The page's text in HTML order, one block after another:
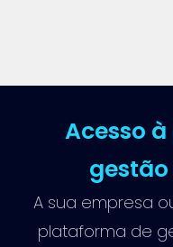
Acesso
A sua empresa
plataforma de